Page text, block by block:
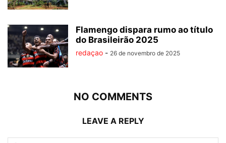
Flamengo dispara rumo ao título
do Brasileirão 2025
redaçao - 26 de novembro de 2025
NO COMMENTS
LEAVE A REPLY